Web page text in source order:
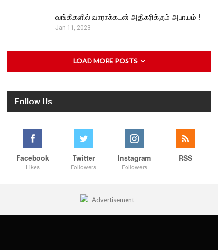
வங்கிகளில் வாராக்கடன் அதிகரிக்கும் அபாயம் !
Jan 11, 2023
LOAD MORE POSTS
Follow Us
Facebook
Likes
Twitter
Followers
Instagram
Followers
RSS